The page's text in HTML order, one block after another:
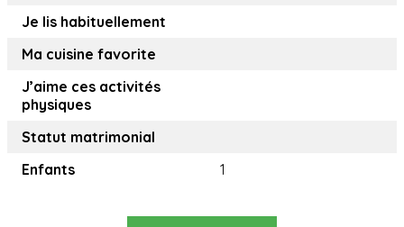
Je lis habituellement
Ma cuisine favorite
J’aime ces activités
physiques
Statut matrimonial
Enfants
1